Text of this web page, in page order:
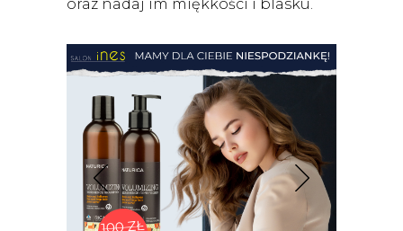
oraz nadaj im miękkości i blasku.